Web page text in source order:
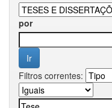
por
Filtros correntes: